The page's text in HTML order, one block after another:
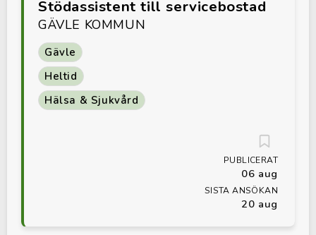
Stödassistent till servicebostad
GÄVLE KOMMUN
Gävle
Heltid
Hälsa & Sjukvård
PUBLICERAT
06 aug
SISTA ANSÖKAN
20 aug